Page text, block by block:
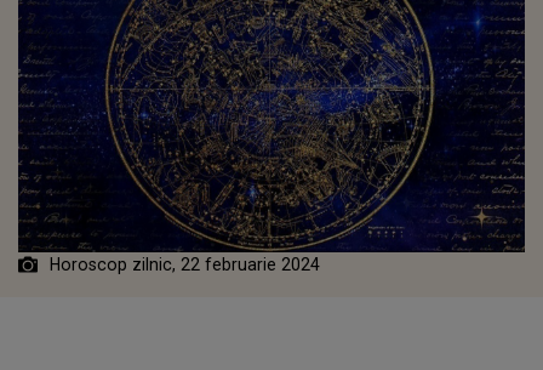
Horoscop zilnic, 22 februarie 2024